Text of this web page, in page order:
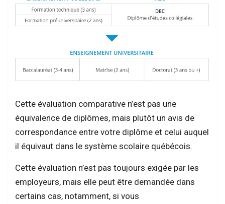
Cette évaluation comparative n’est pas une
équivalence de diplômes, mais plutôt un avis de
correspondance entre votre diplôme et celui auquel
il équivaut dans le système scolaire québécois.
Cette évaluation n’est pas toujours exigée par les
employeurs, mais elle peut être demandée dans
certains cas, notamment, si vous